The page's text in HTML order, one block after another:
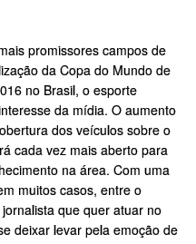
promissores campos de
da Copa do Mundo de
no Brasil, o esporte
da mídia. O aumento
dos veículos sobre o
cada vez mais aberto para
na área. Com uma
muitos casos, entre o
que quer atuar no
deixar levar pela emoção de